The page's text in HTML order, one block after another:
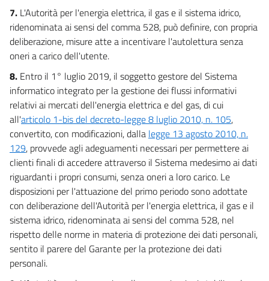
7. L'Autorità per l'energia elettrica, il gas e il sistema idrico,
ridenominata ai sensi del comma 528, può definire, con propria
deliberazione, misure atte a incentivare l'autolettura senza
oneri a carico dell'utente.
8. Entro il 1° luglio 2019, il soggetto gestore del Sistema
informatico integrato per la gestione dei flussi informativi
relativi ai mercati dell'energia elettrica e del gas, di cui
all'articolo 1-bis del decreto-legge 8 luglio 2010, n. 105,
convertito, con modificazioni, dalla legge 13 agosto 2010, n.
129, provvede agli adeguamenti necessari per permettere ai
clienti finali di accedere attraverso il Sistema medesimo ai dati
riguardanti i propri consumi, senza oneri a loro carico. Le
disposizioni per l'attuazione del primo periodo sono adottate
con deliberazione dell'Autorità per l'energia elettrica, il gas e il
sistema idrico, ridenominata ai sensi del comma 528, nel
rispetto delle norme in materia di protezione dei dati personali,
sentito il parere del Garante per la protezione dei dati
personali.